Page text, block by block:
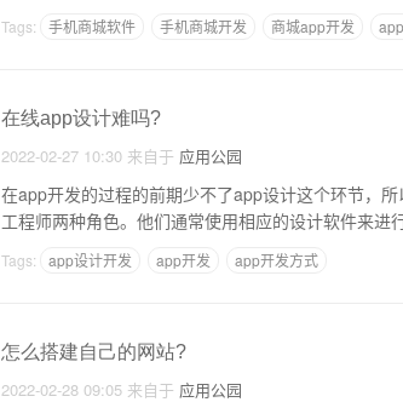
Tags: 手机商城软件 手机商城开发 商城app开发
在线app设计难吗?
2022-02-27 10:30 来自于 应用公园
在app开发的过程的前期少不了app设计这个环节，
工程师两种角色。他们通常使用相应的设计软件来
Tags: app设计开发 app开发 app开发方式
怎么搭建自己的网站?
2022-02-28 09:05 来自于 应用公园